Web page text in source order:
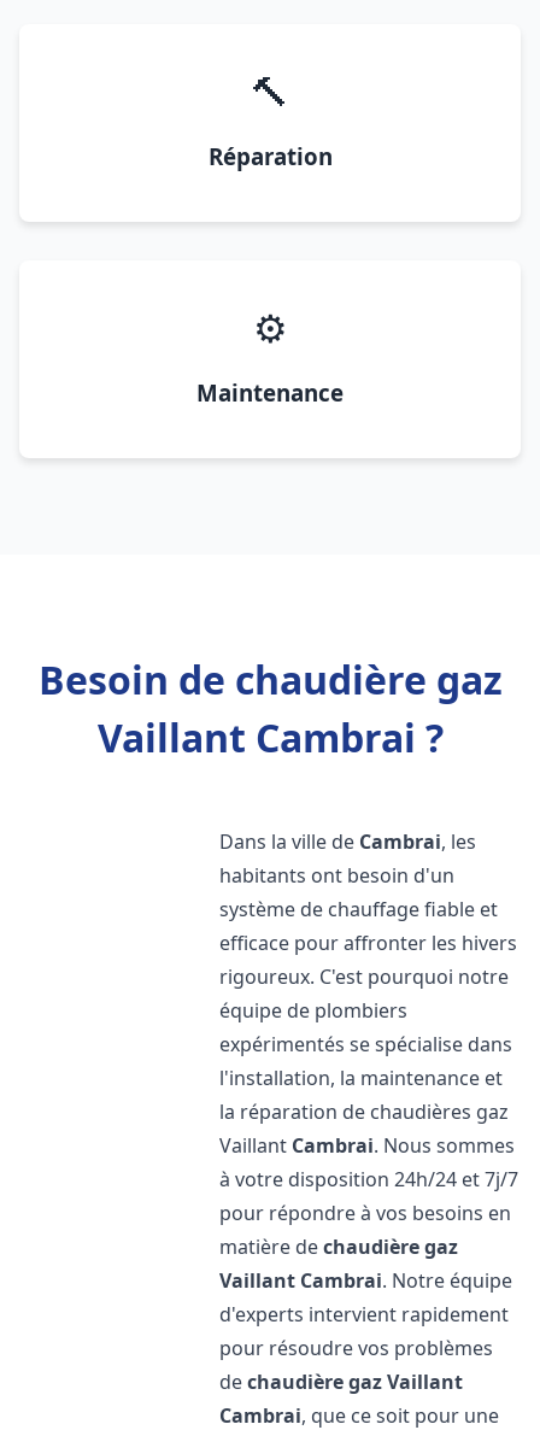
🔨
Réparation
⚙️
Maintenance
Besoin de chaudière gaz
Vaillant Cambrai ?
Dans la ville de Cambrai, les
habitants ont besoin d'un
système de chauffage fiable et
efficace pour affronter les hivers
rigoureux. C'est pourquoi notre
équipe de plombiers
expérimentés se spécialise dans
l'installation, la maintenance et
la réparation de chaudières gaz
Vaillant Cambrai. Nous sommes
à votre disposition 24h/24 et 7j/7
pour répondre à vos besoins en
matière dechaudière gaz
Vaillant Cambrai. Notre équipe
d'experts intervient rapidement
pour résoudre vos problèmes
dechaudière gaz Vaillant
Cambrai, que ce soit pour une